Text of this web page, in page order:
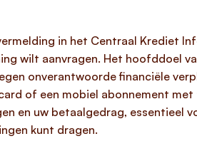
in het Centraal Krediet
wilt aanvragen. Het hoofddoel
onverantwoorde financiële
of een mobiel abonnement
en uw betaalgedrag, essentieel
kunt dragen.